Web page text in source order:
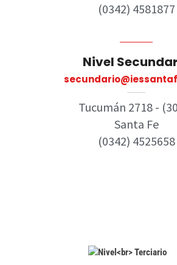
(0342) 4581877
Nivel
Tucumán 2718 -
Santa Fe
(0342) 4525658